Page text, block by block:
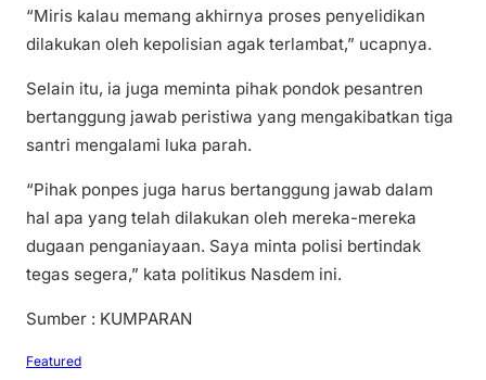
“Miris kalau memang akhirnya proses penyelidikan
dilakukan oleh kepolisian agak terlambat,” ucapnya.
Selain itu, ia juga meminta pihak pondok pesantren
bertanggung jawab peristiwa yang mengakibatkan tiga
santri mengalami luka parah.
“Pihak ponpes juga harus bertanggung jawab dalam
hal apa yang telah dilakukan oleh mereka-mereka
dugaan penganiayaan. Saya minta polisi bertindak
tegas segera,” kata politikus Nasdem ini.
Sumber : KUMPARAN
Featured